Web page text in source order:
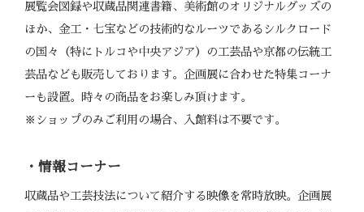
展覧会図録や収蔵品関連書籍、美術館のオリジナルグッズの
ほか、金工・七宝などの技術的なルーツであるシルクロード
の国々（特にトルコや中央アジア）の工芸品や京都の伝統工
芸品なども販売しております。企画展に合わせた特集コーナ
ーも設置。時々の商品をお楽しみ頂けます。
※ショップのみご利用の場合、入館料は不要です。
・情報コーナー
収蔵品や工芸技法について紹介する映像を常時放映。企画展